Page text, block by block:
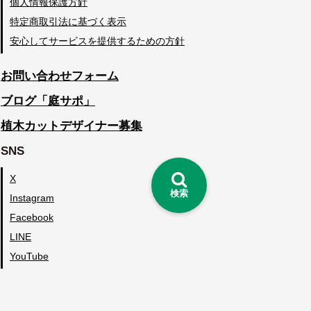
検索
特定商取引法に基づく表示
安心してサービスを提供するための方針
お問い合わせフォーム
ブログ「庭サポ」
植木カットデザイナー募集
SNS
X
Instagram
Facebook
LINE
YouTube